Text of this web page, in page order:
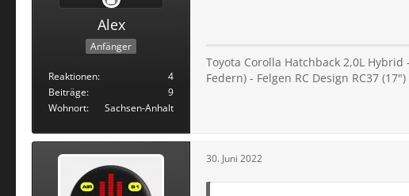
Alex
Anfänger
Reaktionen
4
Beiträge
9
Wohnort
Sachsen-Anhalt
Toyota Corolla Hatchback 2,0L
Federn) - Felgen RC Design RC37 (17")
30. Juni 2022